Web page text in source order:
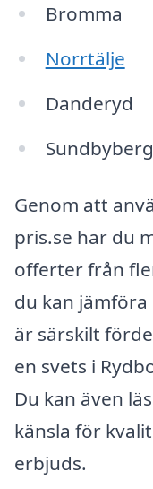
Bromma
Norrtälje
Danderyd
Sundbyberg
Genom att
pris.se har du
offerter från
du kan
är särskilt
en svets i
Du kan även
känsla för
erbjuds.